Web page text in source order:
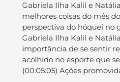
Gabriela Ilha Kalil e
melhores coisas do mês
perspectiva do hóquei no
Gabriela Ilha Kalil e
importância de se sentir
acolhido no esporte que
(00:05:05) Ações